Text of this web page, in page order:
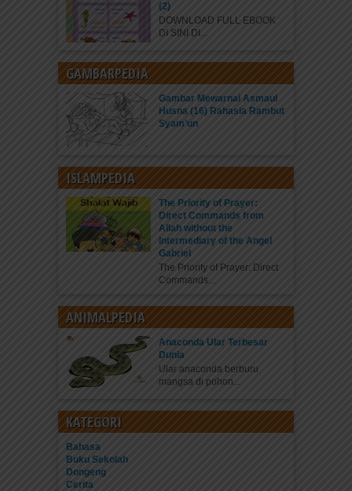
(2)
DOWNLOAD FULL EBOOK
DI SINI DI...
GAMBARPEDIA
Gambar Mewarnai Asmaul
Husna (16) Rahasia Rambut
Syam’un
ISLAMPEDIA
The Priority of Prayer:
Direct Commands from
Allah without the
Intermediary of the Angel
Gabriel
The Priority of Prayer: Direct
Commands...
ANIMALPEDIA
Anaconda Ular Terbesar
Dunia
Ular anaconda berburu
mangsa di pohon...
KATEGORI
Bahasa
Buku Sekolah
Dongeng
Cerita